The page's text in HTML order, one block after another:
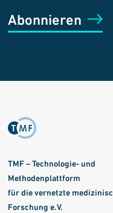
Abonnieren
TMF – Technologie- und
Methodenplattform
für die vernetzte
Forschung e.V.